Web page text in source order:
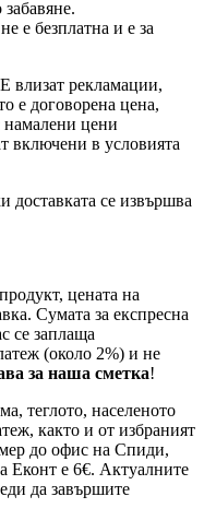
е безплатна и е за
влизат рекламации,
е договорена цена,
намалени цени
включени в условията
доставката се извършва
цената на
Сумата за експресна
се заплаща
(около 2%) и не
за наша сметка!
теглото, населеното
както и от избраният
до офис на Спиди,
Еконт е 6€. Актуалните
да завършите